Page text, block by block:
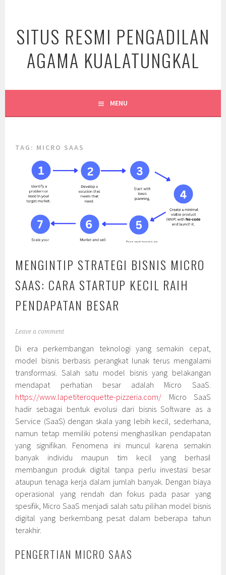
content
SITUS RESMI PENGADILAN
AGAMA KUALATUNGKAL
MENU
TAG: MICRO SAAS
MENGINTIP STRATEGI BISNIS MICRO
SAAS: CARA STARTUP KECIL RAIH
PENDAPATAN BESAR
Leave a comment
Di era perkembangan teknologi yang semakin cepat,
model bisnis berbasis perangkat lunak terus mengalami
transformasi. Salah satu model bisnis yang belakangan
mendapat perhatian besar adalah Micro SaaS.
https://www.lapetiteroquette-pizzeria.com/ Micro SaaS
hadir sebagai bentuk evolusi dari bisnis Software as a
Service (SaaS) dengan skala yang lebih kecil, sederhana,
namun tetap memiliki potensi menghasilkan pendapatan
yang signifikan. Fenomena ini muncul karena semakin
banyak individu maupun tim kecil yang berhasil
membangun produk digital tanpa perlu investasi besar
ataupun tenaga kerja dalam jumlah banyak. Dengan biaya
operasional yang rendah dan fokus pada pasar yang
spesifik, Micro SaaS menjadi salah satu pilihan model bisnis
digital yang berkembang pesat dalam beberapa tahun
terakhir.
PENGERTIAN MICRO SAAS